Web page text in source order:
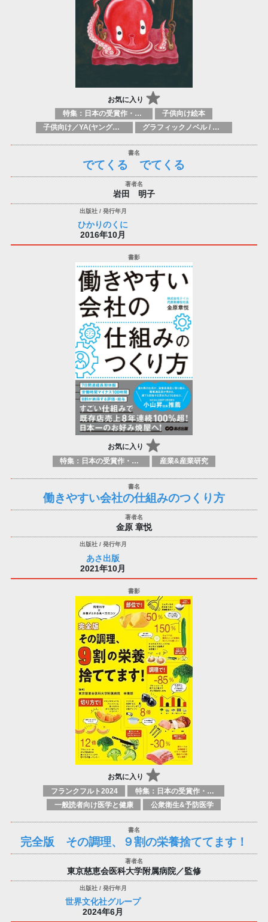
お気に入り
特集：日本の受賞作・ノミネート作品特集
子供向け絵本
子供向け／YA(ヤングアダルト)向け一般：芸術&芸術家
グラフィックノベル / コミックブック / 漫画：スタイル / 伝統
でてくる でてくる
岩田 明子
ひかりのくに
2016年10月
お気に入り
特集：日本の受賞作・ノミネート作品特集 産業&産業研究
働きやすい会社の仕組みのつくり方
金原 章悦
あさ出版
2021年10月
お気に入り
フランクフルト2024
特集：日本の受賞作・ノミネート作品特集
一般読者向け医学と健康
公衆衛生&予防医学
完全版 その調理、９割の栄養捨ててます！
東京慈恵会医科大学附属病院／監修
世界文化社グループ
2024年6月